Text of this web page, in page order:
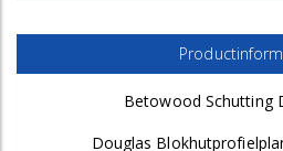
Betowood Schutting
Douglas